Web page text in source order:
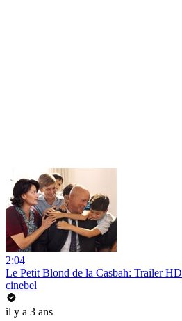
2:04
Le Petit Blond de la Casbah: Trailer HD
cinebel
il y a 3 ans